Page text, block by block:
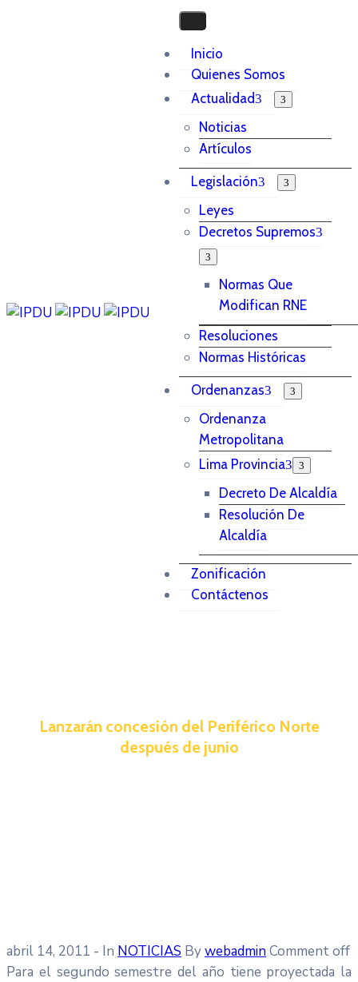
Inicio
Quienes Somos
Actualidad
Noticias
Artículos
Legislación
Leyes
Decretos Supremos
Normas Que
Modifican RNE
Resoluciones
Normas Históricas
Ordenanzas
Ordenanza
Metropolitana
Lima Provincia
Decreto De Alcaldía
Resolución De
Alcaldía
Zonificación
Contáctenos
Lanzarán concesión del Periférico Norte
después de junio
abril 14, 2011 - In NOTICIAS BywebadminComment off
Para el segundo semestre del año tiene proyectada la